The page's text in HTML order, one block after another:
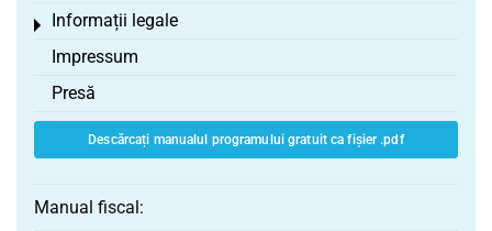
Informații legale
Toggle menu
Impressum
Presă
Descărcați manualul programului gratuit ca fișier .pdf
Manual fiscal: